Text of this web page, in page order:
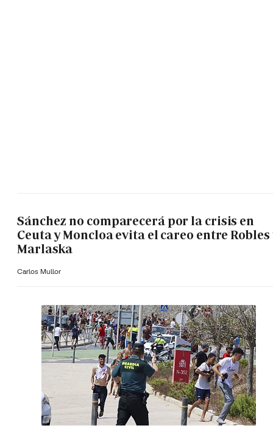
Sánchez no comparecerá por la crisis en
Ceuta y Moncloa evita el careo entre Robles
Marlaska
Carlos Mullor